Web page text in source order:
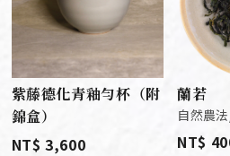
紫藤德化青釉勻杯（附
錦盒）
NT$ 3,600
蘭若
自然農
NT$